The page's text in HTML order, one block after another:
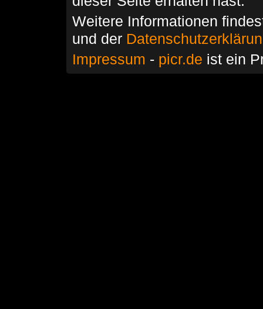
Weitere Informationen
und der
Impressum - picr.de ist ein